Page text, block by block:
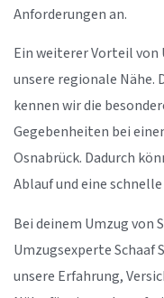
Anforderungen an.
Ein weiterer Vorteil von
unsere regionale Nähe.
kennen wir die
Gegebenheiten bei
Osnabrück. Dadurch
Ablauf und eine
Bei deinem Umzug von
Umzugsexperte Schaaf
unsere Erfahrung,